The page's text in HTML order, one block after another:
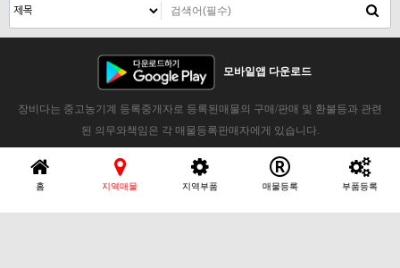
모바일앱 다운로드
장비다는 중고농기계 등록중개자로 등록된매물의 구매/판매 및 환불등과 관련
된 의무와책임은 각 매물등록판매자에게 있습니다.
홈 지역매물 지역부품 매물등록 부품등록